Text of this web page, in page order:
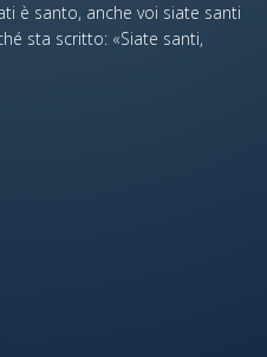
è santo, anche voi siate santi
sta scritto: «Siate santi,